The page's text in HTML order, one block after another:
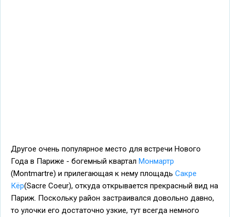
Другое очень популярное место для встречи Нового
Года в Париже - богемный квартал Монмартр
(Montmartre) и прилегающая к нему площадь Сакре
Кёр(Sacre Coeur), откуда открывается прекрасный вид на
Париж. Поскольку район застраивался довольно давно,
то улочки его достаточно узкие, тут всегда немного